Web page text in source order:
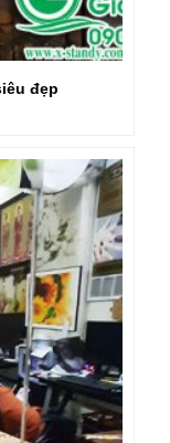
đẹp